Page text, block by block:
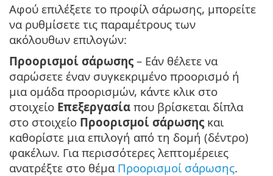
Αφού επιλέξετε το προφίλ σάρωσης, μπορείτε
να ρυθμίσετε τις παραμέτρους των
ακόλουθων επιλογών:
Προορισμοί σάρωσης – Εάν θέλετε να
σαρώσετε έναν συγκεκριμένο προορισμό ή
μια ομάδα προορισμών, κάντε κλικ στο
στοιχείο Επεξεργασία που βρίσκεται δίπλα
στο στοιχείο Προορισμοί σάρωσης και
καθορίστε μια επιλογή από τη δομή (δέντρο)
φακέλων. Για περισσότερες λεπτομέρειες
ανατρέξτε στο θέμα Προορισμοί σάρωσης.